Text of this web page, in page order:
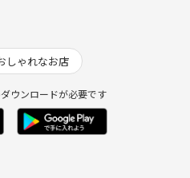
しゃれなお店
ウンロードが必要です